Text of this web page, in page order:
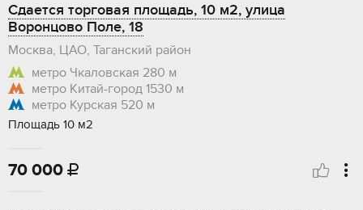
Сдается торговая площадь, 10 м2, улица
Воронцово Поле, 18
Москва, ЦАО, Таганский район
метро Чкаловская 280 м
метро Китай-город 1530 м
метро Курская 520 м
Площадь 10 м2
70 000 